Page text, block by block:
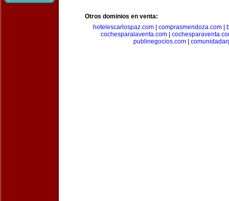
Otros dominios en venta:
hotelescarlospaz.com| comprasmendoza.com|
cochesparalaventa.com
publinegocios.com|